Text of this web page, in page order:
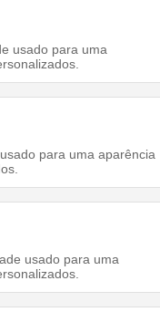
usado para uma
para uma aparência
usado para uma